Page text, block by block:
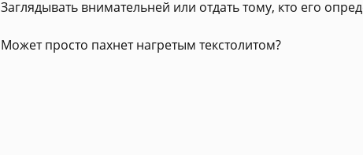
Заглядывать внимательней или отдать тому, кто его
Может просто пахнет нагретым текстолитом?